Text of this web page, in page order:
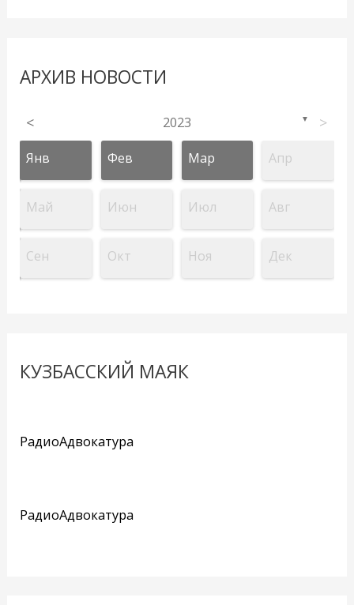
АРХИВ НОВОСТИ
< 2023 ▼ >
Янв Фев Мар Апр
Май Июн Июл Авг
Сен Окт Ноя Дек
КУЗБАССКИЙ МАЯК
РадиоАдвокатура
РадиоАдвокатура